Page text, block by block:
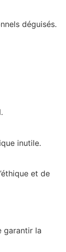
déguisés.
inutile.
et de
garantir la